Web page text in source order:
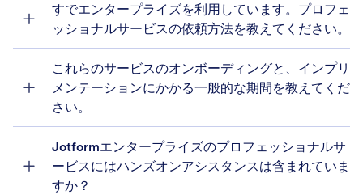
エンタープライズの営業
すでエンタープライズを利用しています。プロフェ
ッショナルサービスの依頼方法を教えてください。
これらのサービスのオンボーディングと、インプリ
メンテーションにかかる一般的な期間を教えてくだ
さい。
Jotformエンタープライズのプロフェッショナルサ
ービスにはハンズオンアシスタンスは含まれていま
すか？